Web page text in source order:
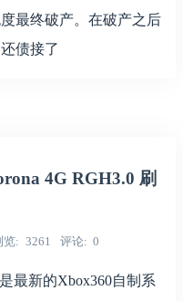
最终破产。在破产之后
债接了
4G RGH3.0 刷
览 3261 评论 0
最新的Xbox360自制系